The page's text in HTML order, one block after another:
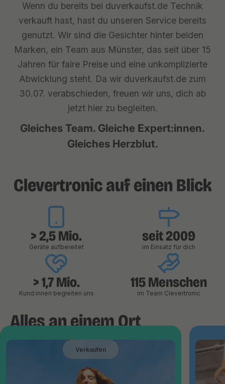
Wenn du bereits bei duverkaufst.de Technik
verkauft hast, hast du unseren Service bereits
genutzt. Wir sind die Gesichter hinter beiden
Marken, ein Team aus Münster, das seit über 15
Jahren für faire Preise und eine unkomplizierte
Abwicklung steht. Da wir duverkaufst.de zum
30.07. verabschieden, freuen wir uns, dich ab
jetzt hier zu begleiten.
Gleiches Team. Gleiche Expert:innen.
Gleiches Herzblut.
Clevertronic auf einen Blick
> 2,5 Mio.
Geräte aufbereitet
seit 2009
im Einsatz für dich
> 1,7 Mio.
Kund:innen begleiten uns
115 Menschen
im Team Clevertronic
Alles an einem Ort
Verkaufen